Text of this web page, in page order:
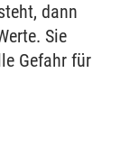
dann
Sie
Gefahr für